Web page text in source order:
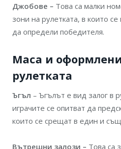
Джобове – Това са малки
зони на рулетката, в които
да определи победителя.
Маса и
рулетката
Ъгъл – Ъгълът е вид залог в
играчите се опитват да
които се срещат в един и
Вътрешни залози – Това са